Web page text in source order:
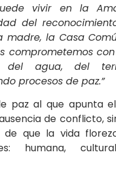
vivir en la
del
madre, la Casa
comprometemos
del agua, del
procesos de paz.”
paz al que apunta
de conflicto,
de que la vida
humana,